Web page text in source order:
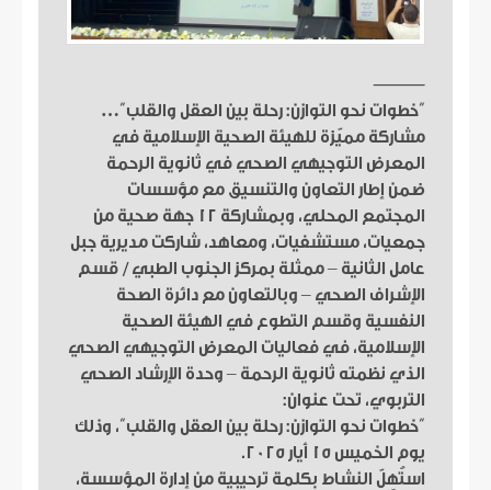
⸻
“خطوات نحو التوازن: رحلة بين العقل والقلب”…
مشاركة مميّزة للهيئة الصحية الإسلامية في
المعرض التوجيهي الصحي في ثانوية الرحمة
ضمن إطار التعاون والتنسيق مع مؤسسات
المجتمع المحلي، وبمشاركة 12 جهة صحية من
جمعيات، مستشفيات، ومعاهد، شاركت مديرية جبل
عامل الثانية – ممثلة بمركز الجنوب الطبي / قسم
الإشراف الصحي – وبالتعاون مع دائرة الصحة
النفسية وقسم التطوع في الهيئة الصحية
الإسلامية، في فعاليات المعرض التوجيهي الصحي
الذي نظمته ثانوية الرحمة – وحدة الإرشاد الصحي
التربوي، تحت عنوان:
“خطوات نحو التوازن: رحلة بين العقل والقلب”، وذلك
يوم الخميس 15 أيار 2025.
استُهِلّ النشاط بكلمة ترحيبية من إدارة المؤسسة،